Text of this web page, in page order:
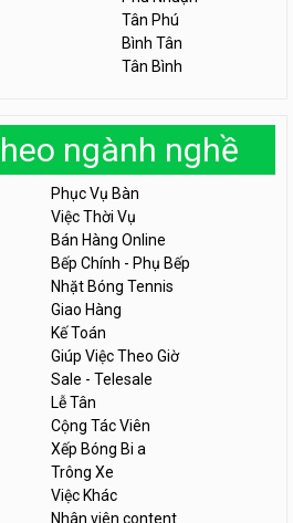
Tân Phú
Bình Tân
Tân Bình
ngành nghề
Phục Vụ Bàn
Việc Thời Vụ
Bán Hàng Online
Bếp Chính - Phụ Bếp
Nhặt Bóng Tennis
Giao Hàng
Kế Toán
Giúp Việc Theo Giờ
Sale - Telesale
Lễ Tân
Cộng Tác Viên
Xếp Bóng Bi a
Trông Xe
Việc Khác
Nhân viên content